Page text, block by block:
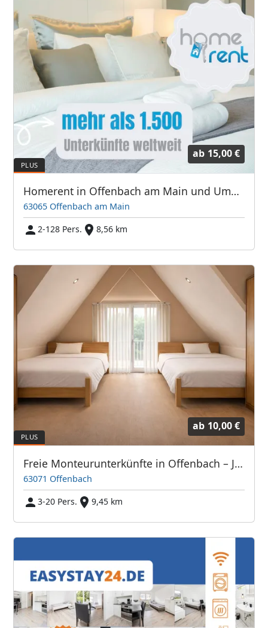
ab 15,00 €
Homerent in Offenbach am Main und Umgebung
63065 Offenbach am Main
2-128 Pers.
8,56 km
ab 10,00 €
Freie Monteurunterkünfte in Offenbach – JETZT anrufen! Wir sprechen auch Polnisch
63071 Offenbach
3-20 Pers.
9,45 km